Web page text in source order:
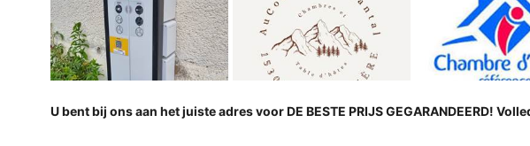
U bent bij ons aan het juiste adres voor DE BESTE PRIJS GEGARANDEERD!